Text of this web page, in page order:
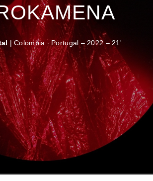
| Colombia ∙ Portugal – 2022 – 21'